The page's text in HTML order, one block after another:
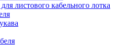
листового кабельного лотка